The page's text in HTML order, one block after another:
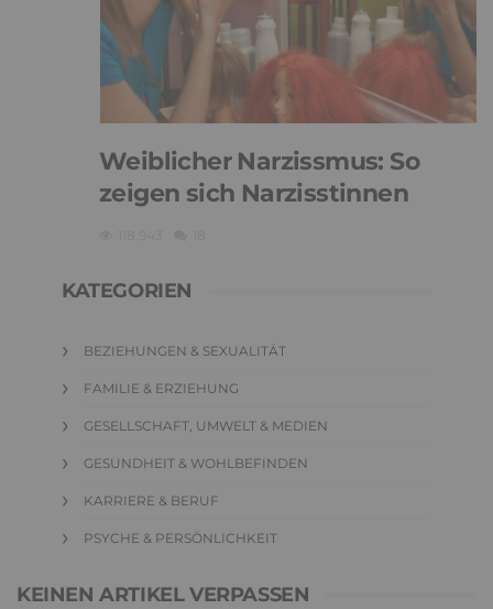
Weiblicher Narzissmus: So
zeigen sich Narzisstinnen
KATEGORIEN
BEZIEHUNGEN & SEXUALITÄT
FAMILIE & ERZIEHUNG
GESELLSCHAFT, UMWELT & MEDIEN
GESUNDHEIT & WOHLBEFINDEN
KARRIERE & BERUF
PSYCHE & PERSÖNLICHKEIT
KEINEN ARTIKEL VERPASSEN